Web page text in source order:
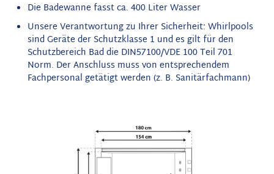
Die Badewanne fasst ca. 400 Liter Wasser
Unsere Verantwortung zu Ihrer Sicherheit: Whirlpools
sind Geräte der Schutzklasse 1 und es gilt für den
Schutzbereich Bad die DIN57100/VDE 100 Teil 701
Norm. Der Anschluss muss von entsprechendem
Fachpersonal getätigt werden (z. B. Sanitärfachmann)